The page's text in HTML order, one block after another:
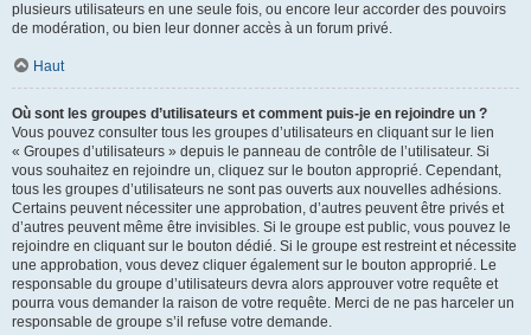
plusieurs utilisateurs en une seule fois, ou encore leur accorder des pouvoirs
de modération, ou bien leur donner accès à un forum privé.
Haut
Où sont les groupes d’utilisateurs et comment puis-je en rejoindre un ?
Vous pouvez consulter tous les groupes d’utilisateurs en cliquant sur le lien
« Groupes d’utilisateurs » depuis le panneau de contrôle de l’utilisateur. Si
vous souhaitez en rejoindre un, cliquez sur le bouton approprié. Cependant,
tous les groupes d’utilisateurs ne sont pas ouverts aux nouvelles adhésions.
Certains peuvent nécessiter une approbation, d’autres peuvent être privés et
d’autres peuvent même être invisibles. Si le groupe est public, vous pouvez le
rejoindre en cliquant sur le bouton dédié. Si le groupe est restreint et nécessite
une approbation, vous devez cliquer également sur le bouton approprié. Le
responsable du groupe d’utilisateurs devra alors approuver votre requête et
pourra vous demander la raison de votre requête. Merci de ne pas harceler un
responsable de groupe s’il refuse votre demande.